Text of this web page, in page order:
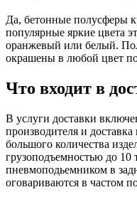
Да, бетонные полусферы
популярные яркие цвета
оранжевый или белый.
окрашены в любой цвет
Что входит в
В услуги доставки
производителя и доставка
большого количества
грузоподъемностью до 10
пневмоподьемником в
оговариваются в частом